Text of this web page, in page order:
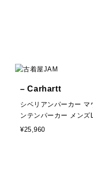
– Carhartt
シベリアンパーカー マ
ンテンパーカー メンズ
¥25,960